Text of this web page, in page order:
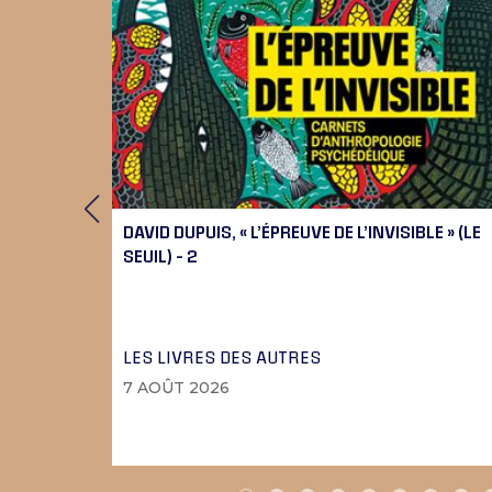
DAVID DUPUIS, « L’ÉPREUVE DE L’INVISIBLE » (LE
SEUIL) – 2
LES LIVRES DES AUTRES
7 AOÛT 2026